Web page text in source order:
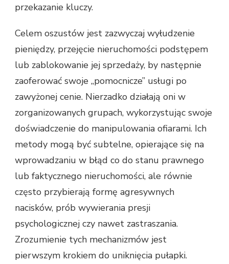
przekazanie kluczy.
Celem oszustów jest zazwyczaj wyłudzenie
pieniędzy, przejęcie nieruchomości podstępem
lub zablokowanie jej sprzedaży, by następnie
zaoferować swoje „pomocnicze” usługi po
zawyżonej cenie. Nierzadko działają oni w
zorganizowanych grupach, wykorzystując swoje
doświadczenie do manipulowania ofiarami. Ich
metody mogą być subtelne, opierające się na
wprowadzaniu w błąd co do stanu prawnego
lub faktycznego nieruchomości, ale równie
często przybierają formę agresywnych
nacisków, prób wywierania presji
psychologicznej czy nawet zastraszania.
Zrozumienie tych mechanizmów jest
pierwszym krokiem do uniknięcia pułapki.